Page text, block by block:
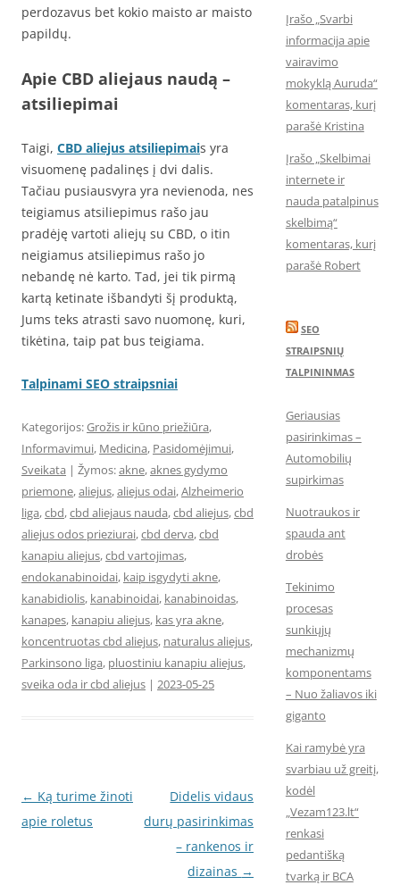
perdozavus bet kokio maisto ar maisto
papildų.
Apie CBD aliejaus naudą –
atsiliepimai
Taigi, CBD aliejus atsiliepimais yra
visuomenę padalinęs į dvi dalis.
Tačiau pusiausvyra yra nevienoda, nes
teigiamus atsiliepimus rašo jau
pradėję vartoti aliejų su CBD, o itin
neigiamus atsiliepimus rašo jo
nebandę nė karto. Tad, jei tik pirmą
kartą ketinate išbandyti šį produktą,
Jums teks atrasti savo nuomonę, kuri,
tikėtina, taip pat bus teigiama.
Talpinami SEO straipsniai
Kategorijos:Grožis ir kūno priežiūra,
Informavimui, Medicina, Pasidomėjimui,
Sveikata | Žymos:akne,aknes gydymo
priemone,aliejus,aliejus odai,Alzheimerio
liga,cbd,cbd aliejaus nauda,cbd aliejus,cbd
aliejus odos prieziurai,cbd derva,cbd
kanapiu aliejus,cbd vartojimas,
endokanabinoidai, kaip isgydyti akne,
kanabidiolis, kanabinoidai, kanabinoidas,
kanapes, kanapiu aliejus, kas yra akne,
koncentruotas cbd aliejus, naturalus aliejus,
Parkinsono liga, pluostiniu kanapiu aliejus,
sveika oda ir cbd aliejus | 2023-05-25
Įrašo
navigacija
← Ką turime žinoti
apie roletus
Didelis vidaus
durų pasirinkimas
– rankenos ir
dizainas →
Įrašo „Svarbi
informacija apie
vairavimo
mokyklą Auruda“
komentaras, kurį
parašė Kristina
Įrašo „Skelbimai
internete ir
nauda patalpinus
skelbimą“
komentaras, kurį
parašė Robert
SEO
STRAIPSNIŲ
TALPININMAS
Geriausias
pasirinkimas –
Automobilių
supirkimas
Nuotraukos ir
spauda ant
drobės
Tekinimo
procesas
sunkiųjų
mechanizmų
komponentams
– Nuo žaliavos iki
giganto
Kai ramybė yra
svarbiau už greitį,
kodėl
„Vezam123.lt“
renkasi
pedantišką
tvarką ir BCA